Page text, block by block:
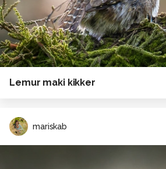
Lemur maki kikker
mariskab